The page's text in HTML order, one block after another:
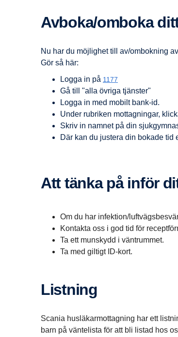
Avboka/omboka
Nu har du möjlighet till av/ombokning
Gör så här:
Logga in på 1177
Gå till "alla övriga tjänster"
Logga in med mobilt bank-id.
Under rubriken mottagningar,
Skriv in namnet på din
Där kan du justera din bokade tid
Att tänka på inför
Om du har infektion/
Kontakta oss i god tid för
Ta ett munskydd i väntrummet.
Ta med giltigt ID-kort.
Listning
Scania husläkarmottagning har ett
barn på väntelista för att bli listad hos